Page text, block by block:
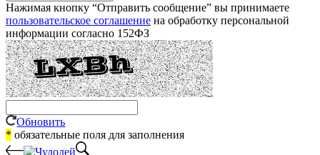
Нажимая кнопку “Отправить сообщение” вы принимаете
пользовательское соглашение на обработку персональной
информации согласно 152ФЗ
Обновить
* обязательные поля для заполнения